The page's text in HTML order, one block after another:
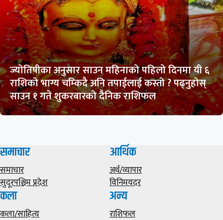
ज्योतिषीका अनुसार साउन महिनाको पहिलो दिनमा यी ६
राशिको भाग्य चम्किदै अनि तपाईलाई कस्तो ? पढ्नुहोस्
साउन १ गते शुकरबारको दैनिक राशिफल
समाचार
समाचार
सुदूरपश्चिम प्रदेश
आर्थिक
अर्थ/व्यापार
विनिमयदर
कला
कला/साहित्य
अन्य
राशिफल